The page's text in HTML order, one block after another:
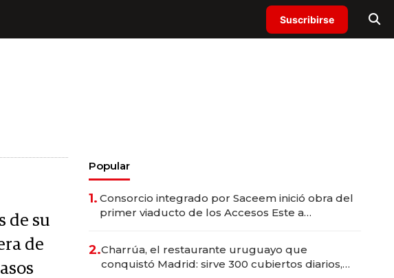
Suscribirse
de su
de
Popular
1. Consorcio integrado por Saceem inició obra del
primer viaducto de los Accesos Este a
2.Charrúa, el restaurante uruguayo que
conquistó Madrid: sirve 300 cubiertos diarios,